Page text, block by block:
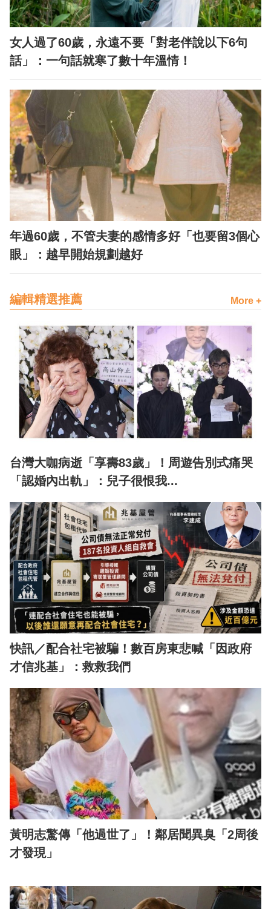
女人過了60歲，永遠不要「對老伴說以下6句
話」：一句話就寒了數十年溫情！
年過60歲，不管夫妻的感情多好「也要留3個心
眼」：越早開始規劃越好
編輯精選推薦 More +
台灣大咖病逝「享壽83歲」！周遊告別式痛哭
「認婚內出軌」：兒子很恨我...
快訊／配合社宅被騙！數百房東悲喊「因政府
才信兆基」：救救我們
黃明志驚傳「他過世了」！鄰居聞異臭「2周後
才發現」